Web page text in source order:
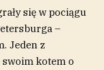
się w pociągu
–
Jeden z
swoim kotem o